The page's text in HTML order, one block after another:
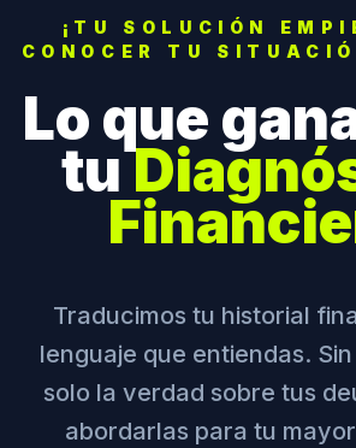
¡TU SOLUCIÓN
CONOCER TU
Lo que
tu
Traducimos tu historial
lenguaje que entiendas.
solo la verdad sobre tus
abordarlas para tu